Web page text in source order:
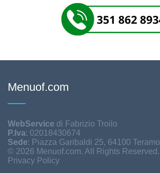
Menuof.com
WebService di Fabrizio Troilo
P.Iva: 02018430674
Sede: Piazza Garibaldi 25, 64100 Teramo
© 2026 Menuof.com. All Rights Reserved.
Privacy Policy